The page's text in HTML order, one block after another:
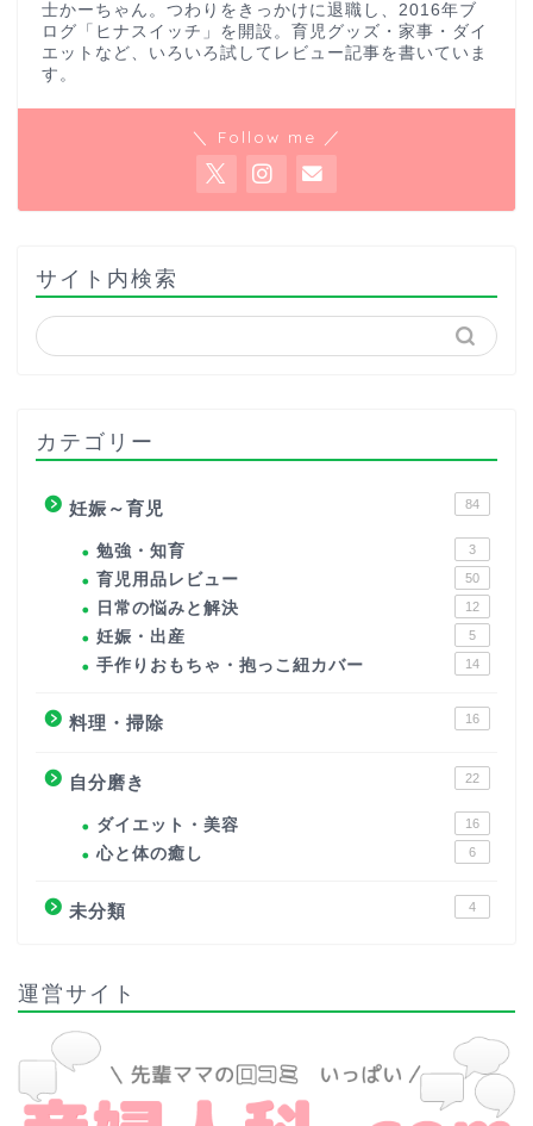
士かーちゃん。つわりをきっかけに退職し、2016年ブ
ログ「ヒナスイッチ」を開設。育児グッズ・家事・ダイ
エットなど、いろいろ試してレビュー記事を書いていま
す。
＼ Follow me ／
サイト内検索
カテゴリー
妊娠～育児 84
勉強・知育 3
育児用品レビュー 50
日常の悩みと解決 12
妊娠・出産 5
手作りおもちゃ・抱っこ紐カバー 14
料理・掃除 16
自分磨き 22
ダイエット・美容 16
心と体の癒し 6
未分類 4
運営サイト